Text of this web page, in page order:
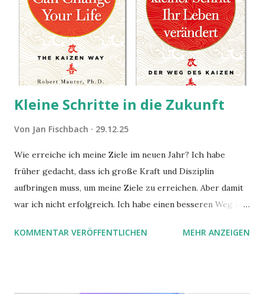
Kleine Schritte in die Zukunft
Von Jan Fischbach 29.12.25
Wie erreiche ich meine Ziele im neuen Jahr? Ich habe
früher gedacht, dass ich große Kraft und Disziplin
aufbringen muss, um meine Ziele zu erreichen. Aber damit
war ich nicht erfolgreich. Ich habe einen besseren Weg in
möchte. Darin habe ich zwei gute Begründungen gefunden,
KOMMENTAR VERÖFFENTLICHEN MEHR ANZEIGEN